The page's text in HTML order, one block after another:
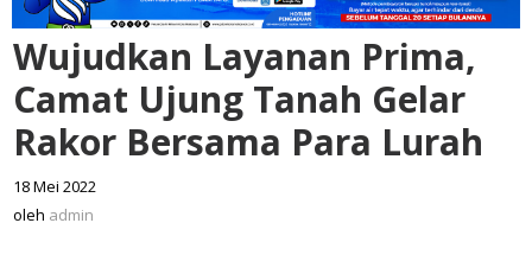
Wujudkan Layanan Prima,
Camat Ujung Tanah Gelar
Rakor Bersama Para Lurah
18 Mei 2022
oleh admin